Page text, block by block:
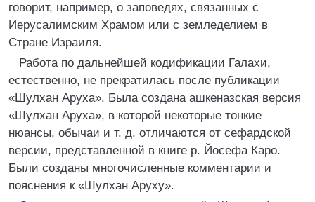
говорит, например, о заповедях, связанных с
Иерусалимским Храмом или с земледелием в
Стране Израиля.
Работа по дальнейшей кодификации Галахи,
естественно, не прекратилась после публикации
«Шулхан Аруха». Была создана ашкеназская версия
«Шулхан Аруха», в которой некоторые тонкие
нюансы, обычаи и т. д. отличаются от сефардской
версии, представленной в книге р. Йосефа Каро.
Были созданы многочисленные комментарии и
пояснения к «Шулхан Аруху».